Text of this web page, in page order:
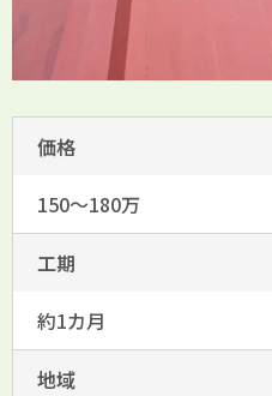
価格
150～180万
工期
約1カ月
地域